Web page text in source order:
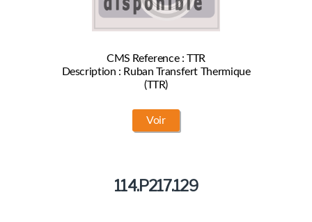
CMS Reference : TTR
Description : Ruban Transfert Thermique
(TTR)
Voir
114.P217.129